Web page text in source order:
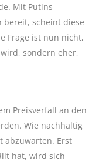
Mit Putins
bereit, scheint diese
Frage ist nun nicht,
sondern eher,
Preisverfall an den
Wie nachhaltig
abzuwarten. Erst
hat, wird sich